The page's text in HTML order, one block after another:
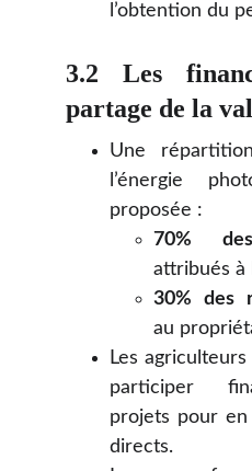
l’obtention du
3.2 Les
partage de la
Une
l’énergie
proposée :
70%
attribués à
30% des
au
Les
participer
projets pour
directs.